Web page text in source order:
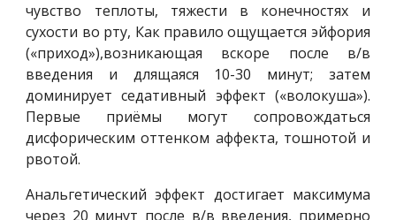
чувство теплоты, тяжести в конечностях и
сухости во рту, Как правило ощущается эйфория
(«приход»),возникающая вскоре после в/в
введения и длящаяся 10-30 минут; затем
доминирует седативный эффект («волокуша»).
Первые приёмы могут сопровождаться
дисфорическим оттенком аффекта, тошнотой и
рвотой.
Анальгетический эффект достигает максимума
через 20 минут после в/в введения, примерно